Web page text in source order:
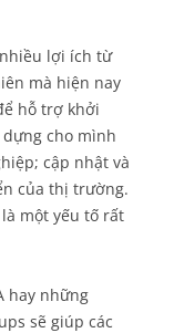
lợi ích từ
mà hiện nay
hỗ trợ khởi
cho mình
cập nhật và
của thị trường.
một yếu tố rất
hay những
sẽ giúp các